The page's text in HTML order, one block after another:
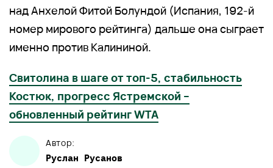
над Анхелой Фитой Болундой (Испания, 192-й
номер мирового рейтинга) дальше она сыграет
именно против Калининой.
Свитолина в шаге от топ-5, стабильность
Костюк, прогресс Ястремской –
обновленный рейтинг WTA
Автор:
Руслан Русанов